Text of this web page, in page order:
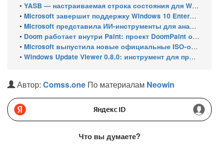
• YASB — настраиваемая строка состояния для Windows с виджетами и поддержкой нескольких мониторов
• Microsoft завершит поддержку Windows 10 Enterprise LTSC 2021 в январе 2027 года. ESU продлят обновления до января 2030 года
• Microsoft представила ИИ-инструменты для анализа производительности Windows: ETW MCP и WPA MCP
• Doom работает внутри Paint: проект DoomPaint от технического директора Microsoft Azure
• Microsoft выпустила новые официальные ISO-образы Windows 11 для инсайдеров
• Windows Update Viewer 0.8.0: инструмент для просмотра истории обновлений Windows 11 и Windows 10 получил улучшения
Автор: Comss.one По материалам Neowin